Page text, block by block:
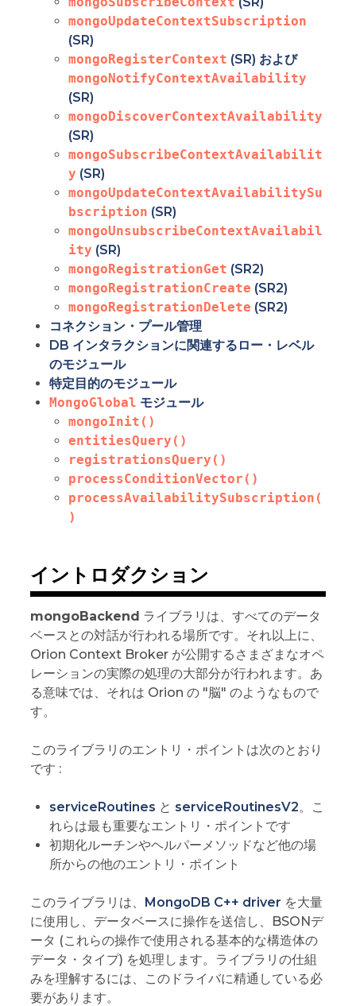
mongoUpdateContextSubscription
(SR)
mongoRegisterContext (SR) および
mongoNotifyContextAvailability
(SR)
mongoDiscoverContextAvailability
(SR)
mongoSubscribeContextAvailabilit
y (SR)
mongoUpdateContextAvailabilitySu
bscription (SR)
mongoUnsubscribeContextAvailabil
ity (SR)
mongoRegistrationGet (SR2)
mongoRegistrationCreate (SR2)
mongoRegistrationDelete (SR2)
コネクション・プール管理
DB インタラクションに関連するロー・レベル
のモジュール
特定目的のモジュール
MongoGlobal モジュール
mongoInit()
entitiesQuery()
registrationsQuery()
processConditionVector()
processAvailabilitySubscription(
)
イントロダクション
mongoBackend ライブラリは、すべてのデータ
ベースとの対話が行われる場所です。それ以上に、
Orion Context Broker が公開するさまざまなオペ
レーションの実際の処理の大部分が行われます。あ
る意味では、それは Orion の "脳" のようなもので
す。
このライブラリのエントリ・ポイントは次のとおり
です :
serviceRoutines と serviceRoutinesV2。こ
れらは最も重要なエントリ・ポイントです
初期化ルーチンやヘルパーメソッドなど他の場
所からの他のエントリ・ポイント
このライブラリは、 MongoDB C++ driver を大量
に使用し、データベースに操作を送信し、BSONデ
ータ (これらの操作で使用される基本的な構造体の
データ・タイプ) を処理します。ライブラリの仕組
みを理解するには、このドライバに精通している必
要があります。